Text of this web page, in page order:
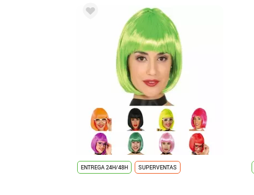
ENTREGA 24H/48H SUPERVENTAS